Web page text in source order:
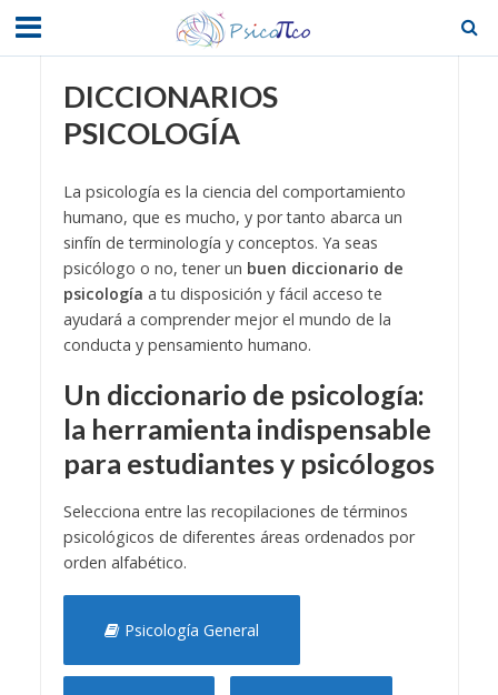
DICCIONARIOS
PSICOLOGÍA
La psicología es la ciencia del comportamiento
humano, que es mucho, y por tanto abarca un
sinfín de terminología y conceptos. Ya seas
psicólogo o no, tener un buen diccionario de
psicología a tu disposición y fácil acceso te
ayudará a comprender mejor el mundo de la
conducta y pensamiento humano.
Un diccionario de psicología:
la herramienta indispensable
para estudiantes y psicólogos
Selecciona entre las recopilaciones de términos
psicológicos de diferentes áreas ordenados por
orden alfabético.
Psicología General